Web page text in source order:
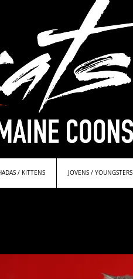
/ KITTENS JOVENS / YOUNGSTERS